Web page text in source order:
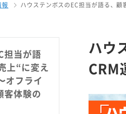
ハウステンボスのEC担当が語る、
担当が語
上“に変え
オフライ
客体験の
ハウ
CRM